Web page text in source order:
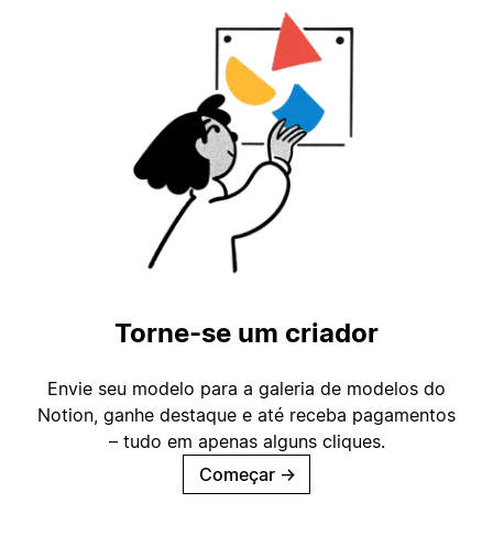
Torne-se um criador
Envie seu modelo para a galeria de modelos do
Notion, ganhe destaque e até receba pagamentos
– tudo em apenas alguns cliques.
Começar →